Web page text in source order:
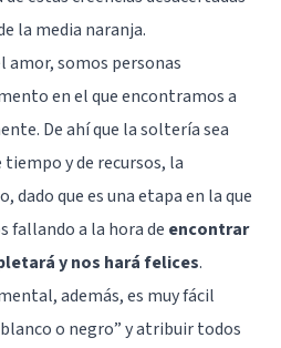
la media naranja.
amor, somos personas
en el que encontramos a
De ahí que la soltería sea
y de recursos, la
dado que es una etapa en la que
fallando a la hora de encontrar
y nos hará felices.
además, es muy fácil
o negro” y atribuir todos